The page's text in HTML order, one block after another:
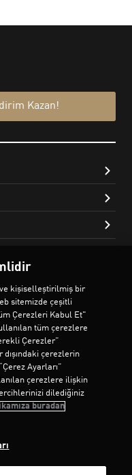
kişiselleştirilmiş bir
sitemizde çeşitli
Çerezleri Kabul Et"
tüm çerezlere
Çerezler”
çerezlerin
Ayarları”
çerezlere ilişkin
dilediğiniz
buradan